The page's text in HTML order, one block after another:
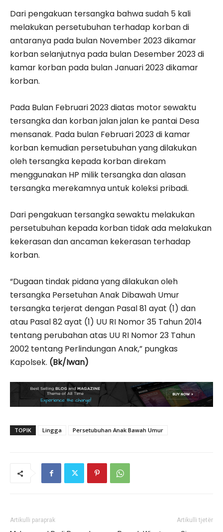
Dari pengakuan tersangka bahwa sudah 5 kali
melakukan persetubuhan terhadap korban di
antaranya pada bulan November 2023 dikamar
korban selanjutnya pada bulan Desember 2023 di
kamar korban pada bulan Januari 2023 dikamar
korban.
Pada Bulan Februari 2023 diatas motor sewaktu
tersangka dan korban jalan jalan ke pantai Desa
mensanak. Pada bulan Februari 2023 di kamar
korban kemudian persetubuhan yang dilakukan
oleh tersangka kepada korban direkam
menggunakan HP milik tersangka dan alasan
tersangka merekamnya untuk koleksi pribadi.
Dari pengakuan tersangka sewaktu melakukan
persetubuhan kepada korban tidak ada melakukan
kekerasan dan ancaman kekerasan terhadap
korban.
“Dugaan tindak pidana yang dilakukan oleh
tersangka Persetuhan Anak Dibawah Umur
tersangka terjerat dengan Pasal 81 ayat (1) dan
atau Pasal 82 ayat (1) UU RI Nomor 35 Tahun 2014
tentang perubahan atas UU RI Nomor 23 Tahun
2002 tentang Perlindungan Anak,” pungkas
Kapolsek. (Bk/Iwan)
TOPIK Lingga Persetubuhan Anak Bawah Umur
Artikulli paraprak Artikulli tjetër